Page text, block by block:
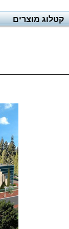
קטלוג מוצרים